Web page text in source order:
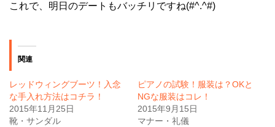
これで、明日のデートもバッチリですね(#^.^#)
関連
レッドウィングブーツ！入念
な手入れ方法はコチラ！
2015年11月25日
靴・サンダル
ピアノの試験！服装は？OKと
NGな服装はコレ！
2015年9月15日
マナー・礼儀